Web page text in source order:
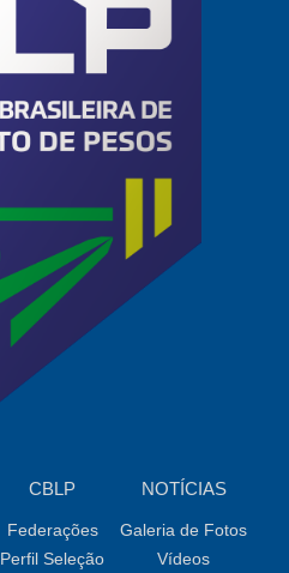
CBLP
Federações
Perfil Seleção
NOTÍCIAS
Galeria de Fotos
Vídeos